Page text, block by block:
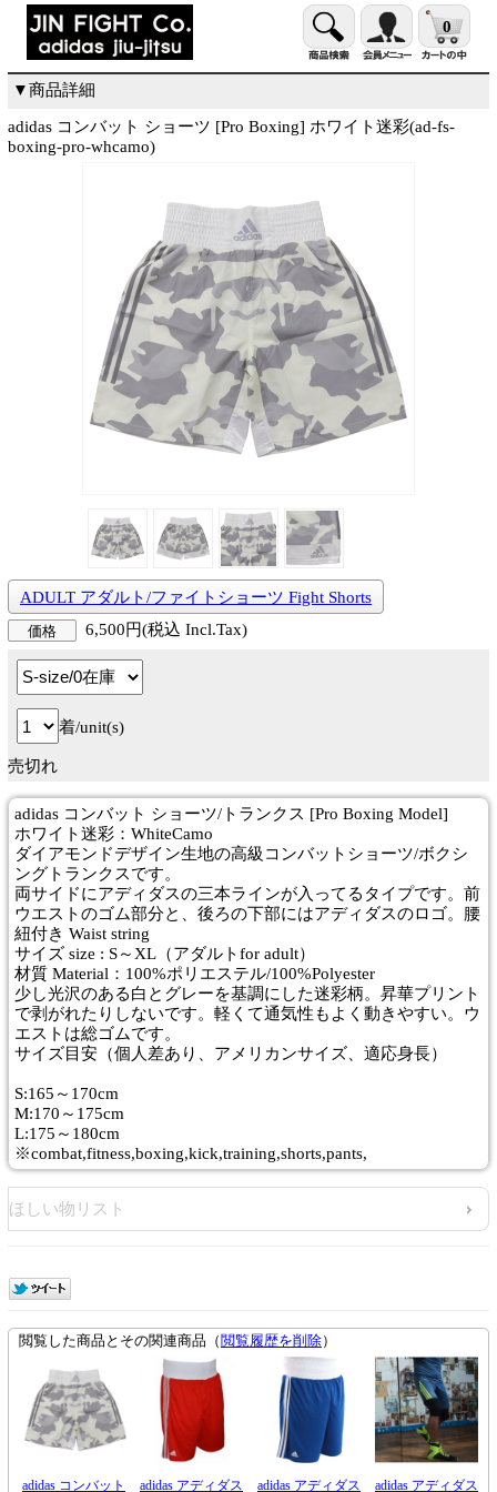
0
▼商品詳細
adidas コンバット ショーツ [Pro Boxing] ホワイト迷彩(ad-fs-
boxing-pro-whcamo)
ADULT アダルト/ファイトショーツ Fight Shorts
価格 6,500円(税込 Incl.Tax)
着/unit(s)
売切れ
adidas コンバット ショーツ/トランクス [Pro Boxing Model]
ホワイト迷彩：WhiteCamo
ダイアモンドデザイン生地の高級コンバットショーツ/ボクシ
ングトランクスです。
両サイドにアディダスの三本ラインが入ってるタイプです。前
ウエストのゴム部分と、後ろの下部にはアディダスのロゴ。腰
紐付き Waist string
サイズ size : S～XL（アダルトfor adult）
材質 Material：100%ポリエステル/100%Polyester
少し光沢のある白とグレーを基調にした迷彩柄。昇華プリント
で剥がれたりしないです。軽くて通気性もよく動きやすい。ウ
エストは総ゴムです。
サイズ目安（個人差あり、アメリカンサイズ、適応身長）
S:165～170cm
M:170～175cm
L:175～180cm
※combat,fitness,boxing,kick,training,shorts,pants,
ほしい物リスト